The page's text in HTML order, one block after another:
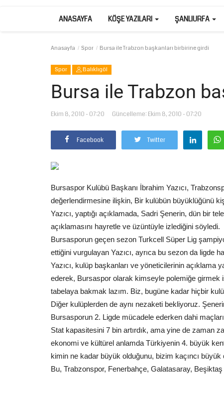
ANASAYFA KÖŞE YAZILARI ŞANLIURFA
Anasayfa Spor Bursa ile Trabzon başkanları birbirine girdi
Spor Balıklıgöl
Bursa ile Trabzon
Ekim 8, 2010 - 07:20 Güncelleme: Ekim 8, 2010 - 07:20
Facebook Twitter
Bursaspor Kulübü Başkanı İbrahim Yazıcı,
değerlendirmesine ilişkin, Bir kulübün büyüklüğünü
Yazıcı, yaptığı açıklamada, Sadri Şenerin, dün bir
açıklamasını hayretle ve üzüntüyle izlediğini söyledi.
Bursasporun geçen sezon Turkcell Süper Lig
ettiğini vurgulayan Yazıcı, ayrıca bu sezon da ligde
Yazıcı, kulüp başkanları ve yöneticilerinin açıklama
ederek, Bursaspor olarak kimseyle polemiğe
tabelaya bakmak lazım. Biz, bugüne kadar hiçbir
Diğer kulüplerden de aynı nezaketi bekliyoruz.
Bursasporun 2. Ligde mücadele ederken dahi
Stat kapasitesini 7 bin artırdık, ama yine de zaman
ekonomi ve kültürel anlamda Türkiyenin 4. büyük
kimin ne kadar büyük olduğunu, bizim kaçıncı
Bu, Trabzonspor, Fenerbahçe, Galatasaray, Beşiktaş